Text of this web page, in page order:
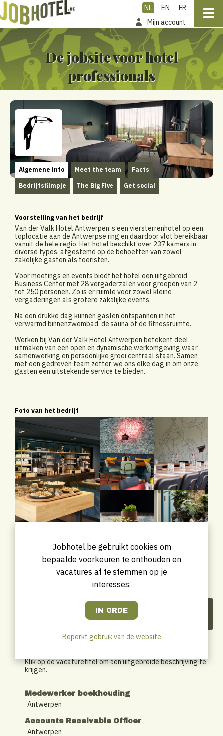
NL EN
FR
Mijn account
De jobsite voor hotel
professionals
Algemene info Meet the team Facts
Bedrijfsfilmpje The Big Five Get social
Voorstelling van het bedrijf
Van der Valk Hotel Antwerpen is een viersterrenhotel op een
toplocatie aan de Antwerpse ring en daardoor vlot bereikbaar
vanuit de hele regio. Het hotel beschikt over 237 kamers in
diverse types, afgestemd op de behoeften van zowel
zakelijke gasten als toeristen.
Voor meetings en events biedt het hotel een uitgebreid
Business Center met 28 vergaderzalen voor groepen van 2
tot 250 personen. Zo is er ruimte voor zowel kleine
vergaderingen als grotere zakelijke events.
Na een drukke dag kunnen gasten ontspannen in het
verwarmd binnenzwembad, de sauna of de fitnessruimte.
Werken bij Van der Valk Hotel Antwerpen betekent deel
uitmaken van een open en dynamische werkomgeving waar
samenwerking en persoonlijke groei centraal staan. Samen
met een gedreven team zetten we ons elke dag in om onze
gasten een uitstekende service te bieden.
Foto van het bedrijf
De recente vacatures van Van
der Valk Hotel Antwerpen
Klik op de vacaturetitel om een uitgebreide beschrijving te
krijgen.
Medewerker boekhouding
Antwerpen
Accounts Receivable Officer
Antwerpen
Jobhotel.be gebruikt cookies om
bepaalde voorkeuren te onthouden en
vacatures af te stemmen op je
interesses.
Beperkt gebruik van de website